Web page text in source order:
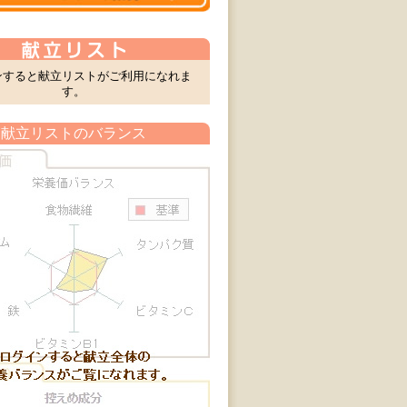
ると献立リストがご利用になれま
す。
献立リストのバランス